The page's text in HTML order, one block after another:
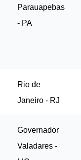
Parauapebas
- PA
Rio de
Janeiro - RJ
Governador
Valadares -